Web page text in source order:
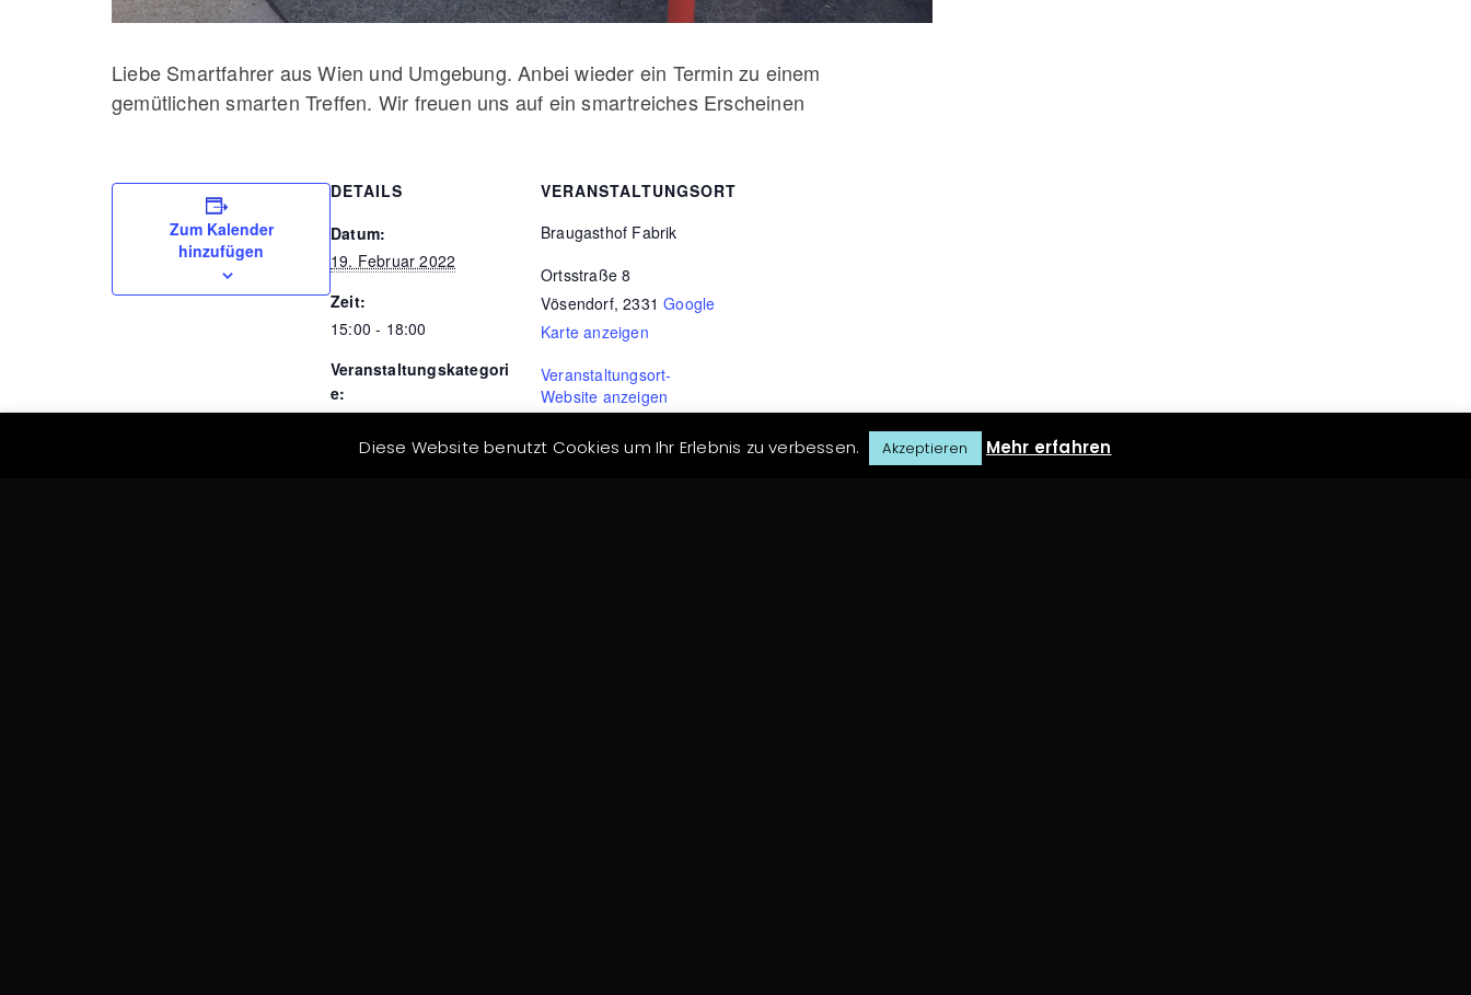
Liebe Smartfahrer aus Wien und Umgebung. Anbei wieder ein Termin zu einem
gemütlichen smarten Treffen. Wir freuen uns auf ein smartreiches Erscheinen
Zum Kalender
hinzufügen
DETAILS
Datum:
19. Februar 2022
Zeit:
15:00 - 18:00
Veranstaltungskategori
e:
Stammtisch
VERANSTALTUNGSORT
Braugasthof Fabrik
Ortsstraße 8
Vösendorf, 2331 Google
Karte anzeigen
Veranstaltungsort-
Website anzeigen
Diese Website benutzt Cookies um Ihr Erlebnis zu verbessen. Akzeptieren Mehr erfahren